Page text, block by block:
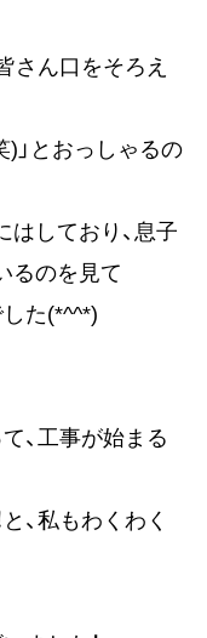
さん口をそろえ
」とおっしゃるの
しており、息子
るのを見て
た(*^^*)
、工事が始まる
、私もわくわく